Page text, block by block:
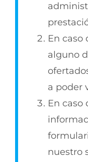
En caso
alguno
a poder
En caso
nuestro